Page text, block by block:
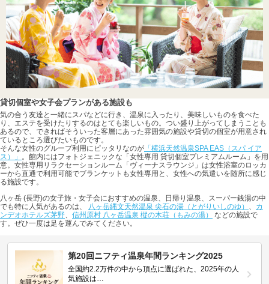
貸切個室や女子会プランがある施設も
気の合う友達と一緒にスパなどに行き、温泉に入ったり、美味しいものを食べた
り、エステを受けたりするのはとても楽しいもの。つい盛り上がってしまうことも
あるので、できればそういった客層にあった雰囲気の施設や貸切の個室が用意され
ているところ選びたいものです。
そんな女性のグループ利用にピッタリなのが 「横浜天然温泉SPA EAS（スパ イア
ス）」 。館内にはフォトジェニックな「女性専用 貸切個室プレミアムルーム」を用
意。女性専用リラクセーションルーム「ヴィーナスラウンジ」は女性浴室のロッカ
ーから直通で利用可能でブランケットも女性専用と、女性への気遣いを随所に感じ
る施設です。
八ヶ岳 (長野)の女子旅・女子会におすすめの温泉、日帰り温泉、スーパー銭湯の中
でも特に人気があるのは、 八ヶ岳縄文天然温泉 尖石の湯（とがりいしのゆ） 、 カ
ンデオホテルズ茅野、 信州原村 八ヶ岳温泉 樅の木荘（もみの湯）
などの施設で
す。ぜひ一度は足を運んでみてください。
第20回ニフティ温泉年間ランキング2025
全国約2.2万件の中から頂点に選ばれた、2025年の人
気施設は…